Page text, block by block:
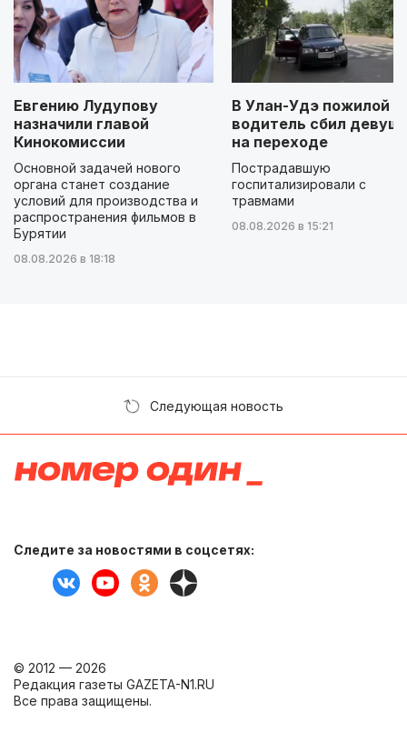
Евгению Лудупову
назначили главой
Кинокомиссии
Основной задачей нового
органа станет создание
условий для производства и
распространения фильмов в
Бурятии
08.08.2026 в 18:18
В Улан-Удэ пожилой
водитель сбил
на переходе
Пострадавшую
госпитализировали с
травмами
08.08.2026 в 15:21
Следующая новость
Следите за новостями в соцсетях:
© 2012 — 2026
Редакция газеты GAZETA-N1.RU
Все права защищены.